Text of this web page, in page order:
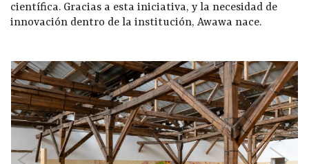
científica. Gracias a esta iniciativa, y la necesidad de
innovación dentro de la institución, Awawa nace.